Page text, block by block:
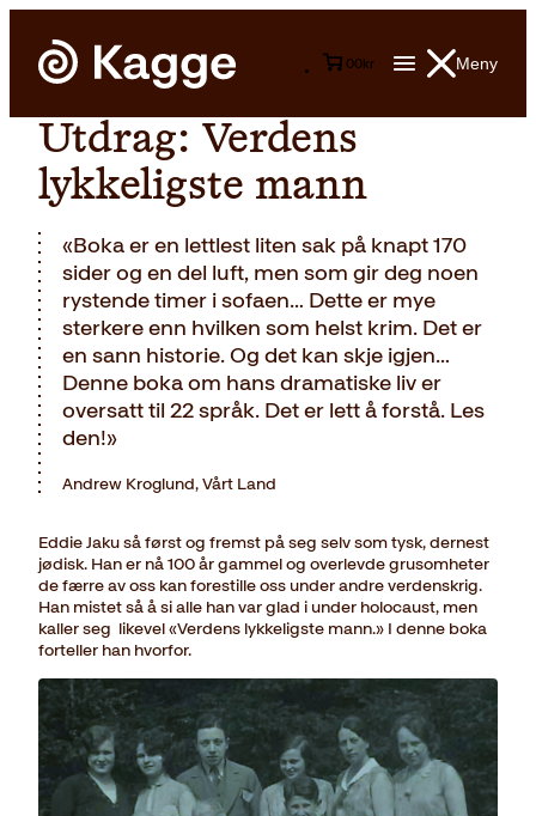
Meny
00kr
Utdrag: Verdens
lykkeligste mann
«Boka er en lettlest liten sak på knapt 170
sider og en del luft, men som gir deg noen
rystende timer i sofaen… Dette er mye
sterkere enn hvilken som helst krim. Det er
en sann historie. Og det kan skje igjen…
Denne boka om hans dramatiske liv er
oversatt til 22 språk. Det er lett å forstå. Les
den!»
Andrew Kroglund, Vårt Land
Eddie Jaku så først og fremst på seg selv som tysk, dernest
jødisk. Han er nå 100 år gammel og overlevde grusomheter
de færre av oss kan forestille oss under andre verdenskrig.
Han mistet så å si alle han var glad i under holocaust, men
kaller seg likevel «Verdens lykkeligste mann.» I denne boka
forteller han hvorfor.